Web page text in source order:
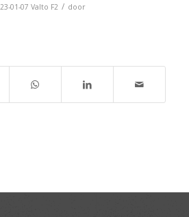
01-07 Valto F2 / door